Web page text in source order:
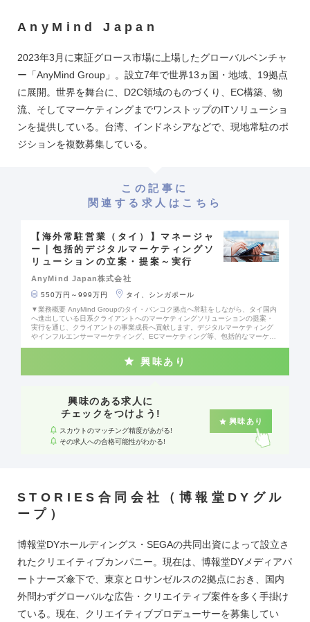
AnyMind Japan
2023年3月に東証グロース市場に上場したグローバルベンチャ
ー「AnyMind Group」。設立7年で世界13ヵ国・地域、19拠点
に展開。世界を舞台に、D2C領域のものづくり、EC構築、物
流、そしてマーケティングまでワンストップのITソリューショ
ンを提供している。台湾、インドネシアなどで、現地常駐のポ
ジションを複数募集している。
この記事に
関連する求人はこちら
【海外常駐営業（タイ）】マネージャ
ー｜包括的デジタルマーケティングソ
リューションの立案・提案～実行
AnyMind Japan株式会社
550万円～999万円
タイ、シンガポール
▼業務概要 AnyMind Groupのタイ・バンコク拠点へ常駐をしながら、タイ国内
へ進出している日系クライアントへのマーケティングソリューションの提案・
実行を通じ、クライアントの事業成長へ貢献します。デジタルマーケティング
やインフルエンサーマーケティング、ECマーケティング等、包括的なマーケテ
ームや広告運用チームなどと連携しながら業務を遂行します。 案件獲得後は、
プレゼン ・マーケティング施作やキャンペーン実行中のアカウントマネジメン
ト ・マーケティング施作やキャンペーン実施後のレポート作成及び分析、クラ
イアントへの報告と改善提案 ・ローカルチーム（現地法人の事業部）へのブリ
ーフィング及びディレクション ・クライアントの業種：化粧品、飲料、自動
車、電機メーカーなど多岐に渡ります。 ・マネジメント経験や素養をお持ちの
方へは、ピープルマネジメント業務もお任せします。 ・現地・日本人問わず、
アントの0→1立ち上げ支援や、タイを含むアジア複数カ国で実行するマーケテ
ィング支援プロジェクトへの参画など、多様な経験を積むことができます。 現
地メンバーも日本人メンバーも含めたピープルマネジメント、組織づくり、仕
組みづくり、事業づくりに至るまで、惜しみなく裁量を発揮し推進いただくこ
を推進します。 海外to海外への異動や、国内外での新規ビジネスの立ち上げへ
ります。
興味あり
興味のある求人に
チェックをつけよう!
スカウトのマッチング精度があがる!
その求人への合格可能性がわかる!
興味あり
STORIES合同会社（博報堂DYグル
ープ）
博報堂DYホールディングス・SEGAの共同出資によって設立さ
れたクリエイティブカンパニー。現在は、博報堂DYメディアパ
ートナーズ傘下で、東京とロサンゼルスの2拠点におき、国内
外問わずグローバルな広告・クリエイティブ案件を多く手掛け
ている。現在、クリエイティブプロデューサーを募集してい